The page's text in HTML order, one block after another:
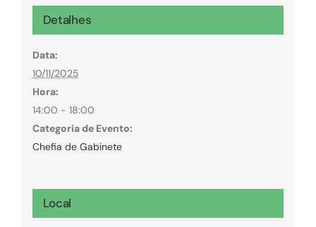
Detalhes
Data:
10/11/2025
Hora:
14:00 - 18:00
Categoria de Evento:
Chefia de Gabinete
Local